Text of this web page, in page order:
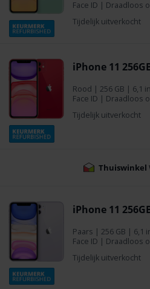
Face ID | Draadloos
Tijdelijk uitverkocht
iPhone 11
Rood | 256 GB | 6,1
Face ID | Draadloos
Tijdelijk uitverkocht
iPhone 11
Paars | 256 GB | 6,1
Face ID | Draadloos
Tijdelijk uitverkocht
Thuiswinkel